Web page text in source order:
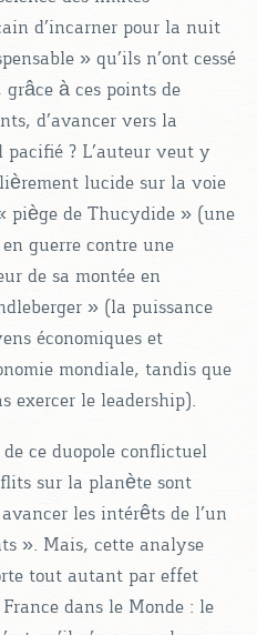
d’incarner pour la nuit
» qu’ils n’ont cessé
à ces points de
d’avancer vers la
pacifié ? L’auteur veut y
lucide sur la voie
piège de Thucydide » (une
guerre contre une
de sa montée en
» (la puissance
économiques et
mondiale, tandis que
exercer le leadership).
ce duopole conflictuel
sur la planète sont
les intérêts de l’un
». Mais, cette analyse
tout autant par effet
dans le Monde : le